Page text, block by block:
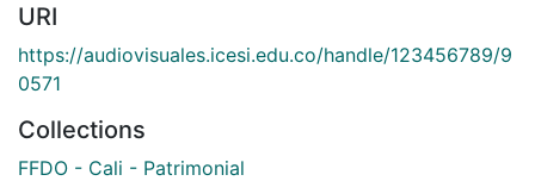
URI
https://audiovisuales.icesi.edu.co/handle/123456789/9
0571
Collections
FFDO - Cali - Patrimonial